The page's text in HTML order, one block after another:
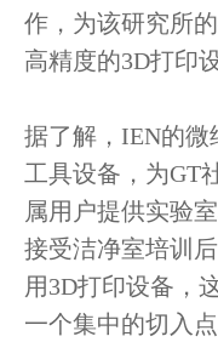
作，为该研究所
高精度的3D打印设
据了解，IEN的微
工具设备，为GT
属用户提供实验
接受洁净室培训
用3D打印设备，
一个集中的切入